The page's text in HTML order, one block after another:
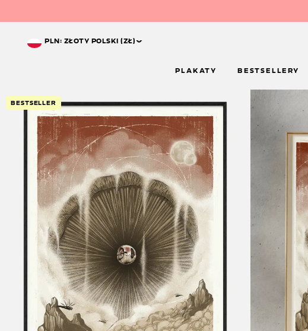
PLN: ZŁOTY POLSKI (ZŁ)^
PLAKATY BESTSELLERY
BESTSELLER